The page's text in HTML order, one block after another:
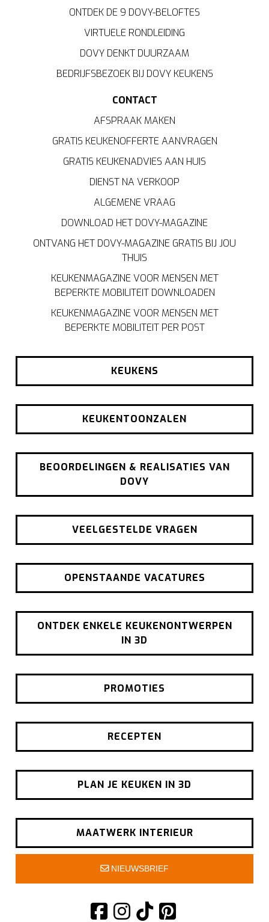
ONTDEK DE 9 DOVY-BELOFTES
VIRTUELE RONDLEIDING
DOVY DENKT DUURZAAM
BEDRIJFSBEZOEK BIJ DOVY KEUKENS
CONTACT
AFSPRAAK MAKEN
GRATIS KEUKENOFFERTE AANVRAGEN
GRATIS KEUKENADVIES AAN HUIS
DIENST NA VERKOOP
ALGEMENE VRAAG
DOWNLOAD HET DOVY-MAGAZINE
ONTVANG HET DOVY-MAGAZINE GRATIS BIJ JOU
THUIS
KEUKENMAGAZINE VOOR MENSEN MET
BEPERKTE MOBILITEIT DOWNLOADEN
KEUKENMAGAZINE VOOR MENSEN MET
BEPERKTE MOBILITEIT PER POST
KEUKENS
KEUKENTOONZALEN
BEOORDELINGEN & REALISATIES VAN
DOVY
VEELGESTELDE VRAGEN
OPENSTAANDE VACATURES
ONTDEK ENKELE KEUKENONTWERPEN
IN 3D
PROMOTIES
RECEPTEN
PLAN JE KEUKEN IN 3D
MAATWERK INTERIEUR
NIEUWSBRIEF